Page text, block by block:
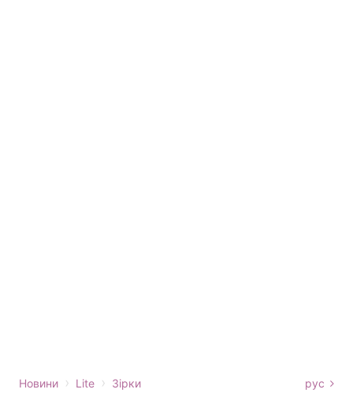
Новини › Lite › Зірки рус